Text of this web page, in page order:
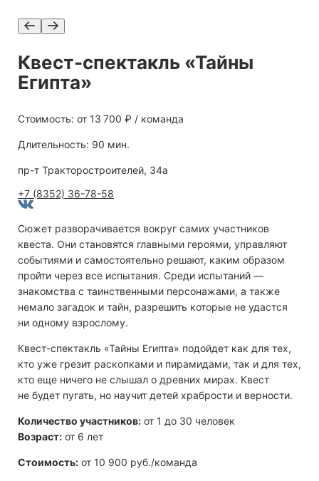
Квест-спектакль «Тайны
Египта»
Стоимость: от 13 700 ₽ / команда
Длительность: 90 мин.
пр-т Тракторостроителей, 34а
+7 (8352) 36-78-58
Сюжет разворачивается вокруг самих участников
квеста. Они становятся главными героями, управляют
событиями и самостоятельно решают, каким образом
пройти через все испытания. Среди испытаний —
знакомства с таинственными персонажами, а также
немало загадок и тайн, разрешить которые не удастся
ни одному взрослому.
Квест-спектакль «Тайны Египта» подойдет как для тех,
кто уже грезит раскопками и пирамидами, так и для тех,
кто еще ничего не слышал о древних мирах. Квест
не будет пугать, но научит детей храбрости и верности.
Количество участников: от 1 до 30 человек
Возраст: от 6 лет
Стоимость: от 10 900 руб./команда